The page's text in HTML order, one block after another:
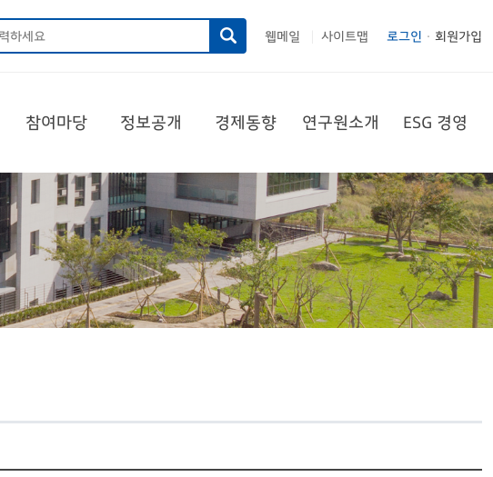
웹메일 사이트맵 로그인 회원가입
참여마당 정보공개 경제동향 연구원소개 ESG 경영